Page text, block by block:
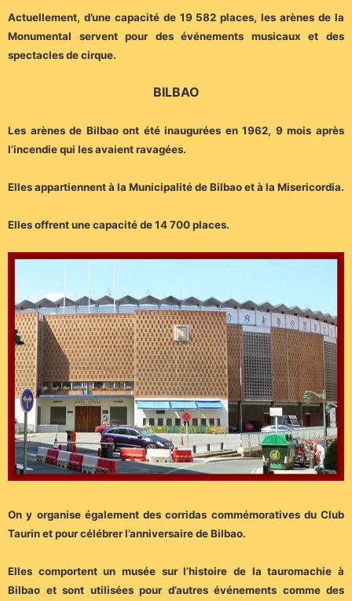
Actuellement, d’une capacité de 19 582 places, les arènes de la
Monumental servent pour des événements musicaux et des
spectacles de cirque.
BILBAO
Les arènes de Bilbao ont été inaugurées en 1962, 9 mois après
l’incendie qui les avaient ravagées.
Elles appartiennent à la Municipalité de Bilbao et à la Misericordia.
Elles offrent une capacité de 14 700 places.
On y organise également des corridas commémoratives du Club
Taurin et pour célébrer l’anniversaire de Bilbao.
Elles comportent un musée sur l’histoire de la tauromachie à
Bilbao et sont utilisées pour d’autres événements comme des